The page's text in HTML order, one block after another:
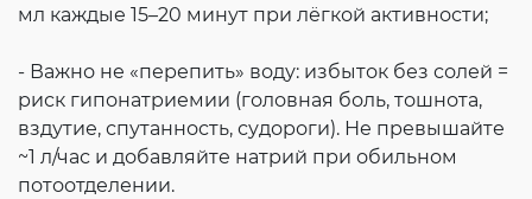
мл каждые 15–20 минут при лёгкой активности;
- Важно не «перепить» воду: избыток без солей =
риск гипонатриемии (головная боль, тошнота,
вздутие, спутанность, судороги). Не превышайте
~1 л/час и добавляйте натрий при обильном
потоотделении.